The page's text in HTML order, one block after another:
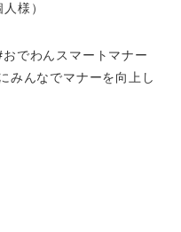
様）
でわんスマートマナー
みんなでマナーを向上し